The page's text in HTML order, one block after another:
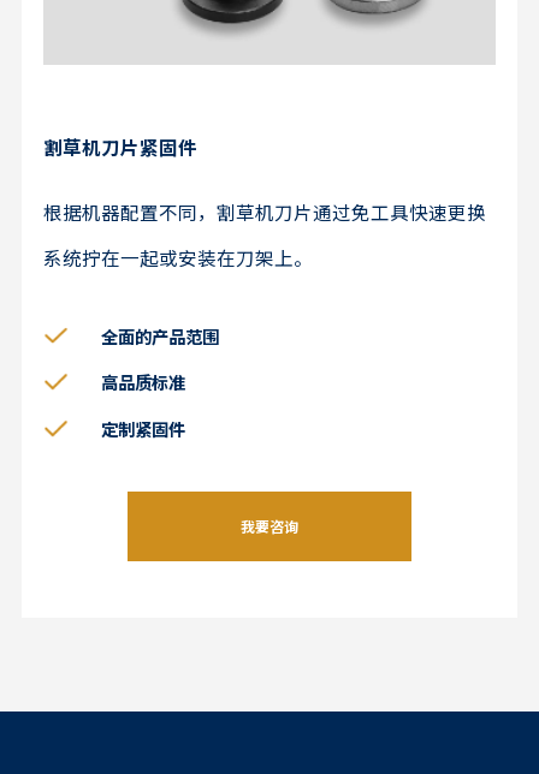
割草机刀片紧固件
根据机器配置不同，割草机刀片通过免工具快速更换
系统拧在一起或安装在刀架上。
全面的产品范围
高品质标准
定制紧固件
我要咨询